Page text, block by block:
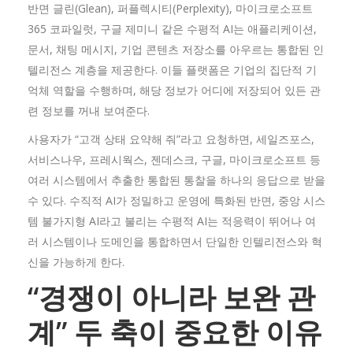
반면 글린(Glean), 퍼플렉시티(Perplexity), 마이크로소프트
365 코파일럿, 구글 제미니 같은 수평적 AI는 애플리케이션,
문서, 채팅 메시지, 기업 콘텐츠 저장소를 아우르는 통합된 인
텔리전스 계층을 제공한다. 이들 플랫폼은 기업의 집단적 기
억체 역할을 수행하며, 해당 정보가 어디에 저장되어 있든 관
련 정보를 꺼내 보여준다.
사용자가 “고객 상태 요약해 줘”라고 요청하면, 세일즈포스,
서비스나우, 프레시웍스, 젠데스크, 구글, 마이크로소프트 등
여러 시스템에서 추출한 통합된 통찰을 하나의 응답으로 받을
수 있다. 수직적 AI가 정밀하고 운영에 특화된 반면, 중앙 시스
템 불가지형 AI라고 불리는 수평적 AI는 적응력이 뛰어나 여
러 시스템이나 도메인을 통합하면서 단일한 인텔리전스와 혁
신을 가능하게 한다.
“경쟁이 아니라 보완 관
계” 두 축이 중요한 이유